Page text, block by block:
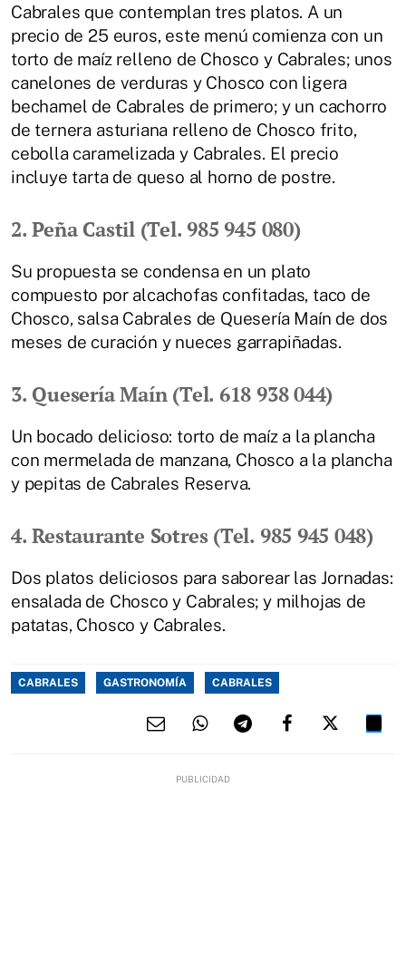
Cabrales que contemplan tres platos. A un
precio de 25 euros, este menú comienza con un
torto de maíz relleno de Chosco y Cabrales; unos
canelones de verduras y Chosco con ligera
bechamel de Cabrales de primero; y un cachorro
de ternera asturiana relleno de Chosco frito,
cebolla caramelizada y Cabrales. El precio
incluye tarta de queso al horno de postre.
2. Peña Castil (Tel. 985 945 080)
Su propuesta se condensa en un plato
compuesto por alcachofas confitadas, taco de
Chosco, salsa Cabrales de Quesería Maín de dos
meses de curación y nueces garrapiñadas.
3. Quesería Maín (Tel. 618 938 044)
Un bocado delicioso: torto de maíz a la plancha
con mermelada de manzana, Chosco a la plancha
y pepitas de Cabrales Reserva.
4. Restaurante Sotres (Tel. 985 945 048)
Dos platos deliciosos para saborear las Jornadas:
ensalada de Chosco y Cabrales; y milhojas de
patatas, Chosco y Cabrales.
CABRALES GASTRONOMÍA CABRALES